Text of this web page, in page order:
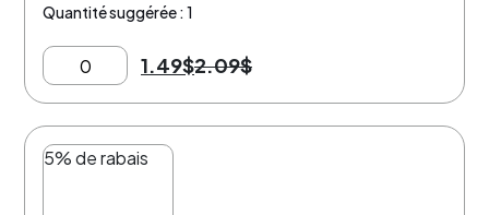
Quantité suggérée : 1
1.49$2.09$
5% de rabais